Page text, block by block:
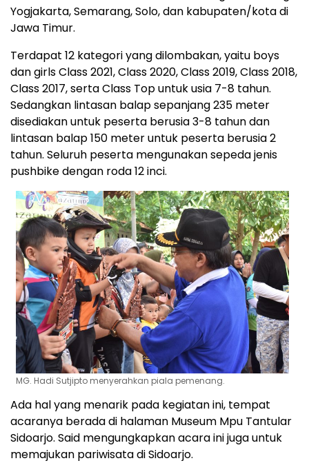
Yogjakarta, Semarang, Solo, dan kabupaten/kota di
Jawa Timur.
Terdapat 12 kategori yang dilombakan, yaitu boys
dan girls Class 2021, Class 2020, Class 2019, Class 2018,
Class 2017, serta Class Top untuk usia 7-8 tahun.
Sedangkan lintasan balap sepanjang 235 meter
disediakan untuk peserta berusia 3-8 tahun dan
lintasan balap 150 meter untuk peserta berusia 2
tahun. Seluruh peserta mengunakan sepeda jenis
pushbike dengan roda 12 inci.
MG. Hadi Sutjipto menyerahkan piala pemenang.
Ada hal yang menarik pada kegiatan ini, tempat
acaranya berada di halaman Museum Mpu Tantular
Sidoarjo. Said mengungkapkan acara ini juga untuk
memajukan pariwisata di Sidoarjo.